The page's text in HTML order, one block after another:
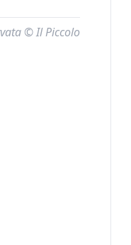
© Il Piccolo